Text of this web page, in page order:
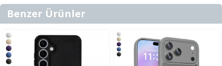
Benzer Ürünler